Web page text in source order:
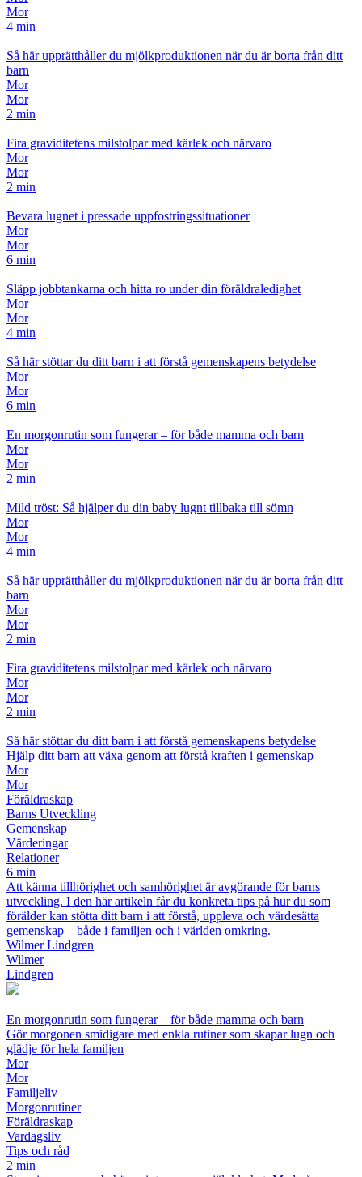
Mor
4 min
Så här upprätthåller du mjölkproduktionen när du är borta från ditt
barn
Mor
Mor
2 min
Fira graviditetens milstolpar med kärlek och närvaro
Mor
Mor
2 min
Bevara lugnet i pressade uppfostringssituationer
Mor
Mor
6 min
Släpp jobbtankarna och hitta ro under din föräldraledighet
Mor
Mor
4 min
Så här stöttar du ditt barn i att förstå gemenskapens betydelse
Mor
Mor
6 min
En morgonrutin som fungerar – för både mamma och barn
Mor
Mor
2 min
Mild tröst: Så hjälper du din baby lugnt tillbaka till sömn
Mor
Mor
4 min
Så här upprätthåller du mjölkproduktionen när du är borta från ditt
barn
Mor
Mor
2 min
Fira graviditetens milstolpar med kärlek och närvaro
Mor
Mor
2 min
Så här stöttar du ditt barn i att förstå gemenskapens betydelse
Hjälp ditt barn att växa genom att förstå kraften i gemenskap
Mor
Mor
Föräldraskap
Barns Utveckling
Gemenskap
Värderingar
Relationer
6 min
Att känna tillhörighet och samhörighet är avgörande för barns
utveckling. I den här artikeln får du konkreta tips på hur du som
förälder kan stötta ditt barn i att förstå, uppleva och värdesätta
gemenskap – både i familjen och i världen omkring.
Wilmer Lindgren
Wilmer
Lindgren
En morgonrutin som fungerar – för både mamma och barn
Gör morgonen smidigare med enkla rutiner som skapar lugn och
glädje för hela familjen
Mor
Mor
Familjeliv
Morgonrutiner
Föräldraskap
Vardagsliv
Tips och råd
2 min